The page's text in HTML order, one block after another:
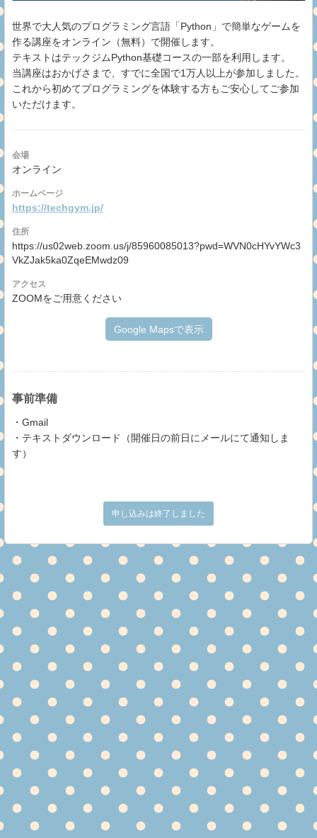
世界で大人気のプログラミング言語「Python」で簡単なゲームを
作る講座をオンライン（無料）で開催します。
テキストはテックジムPython基礎コースの一部を利用します。
当講座はおかげさまで、すでに全国で1万人以上が参加しました。
これから初めてプログラミングを体験する方もご安心してご参加
いただけます。
会場
オンライン
ホームページ
https://techgym.jp/
住所
https://us02web.zoom.us/j/85960085013?pwd=WVN0cHYvYWc3
VkZJak5ka0ZqeEMwdz09
アクセス
ZOOMをご用意ください
Google Mapsで表示
事前準備
・Gmail
・テキストダウンロード（開催日の前日にメールにて通知しま
す）
申し込みは終了しました